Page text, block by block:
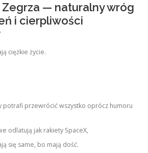
— naturalny wróg
i cierpliwości
ciężkie życie.
potrafi przewrócić wszystko oprócz humoru
odlatują jak rakiety SpaceX,
się same, bo mają dość.